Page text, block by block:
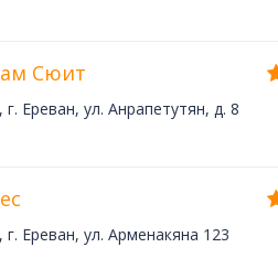
Сюит
Ереван, ул. Анрапетутян, д. 8
Ереван, ул. Арменакяна 123